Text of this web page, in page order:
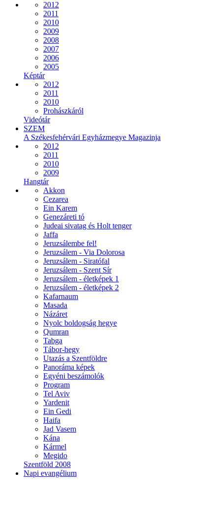
2012
2011
2010
2009
2008
2007
2006
2005
Képtár
2012
2011
2010
Prohászkáról
Videótár
SZEM
A Székesfehérvári Egyházmegye Magazinja
2012
2011
2010
2009
Hangtár
Akkon
Cezarea
Ein Karem
Genezáreti tó
Judeai sivatag és Holt tenger
Jaffa
Jeruzsálembe fel!
Jeruzsálem - Via Dolorosa
Jeruzsálem - Siratófal
Jeruzsálem - Szent Sír
Jeruzsálem - életképek 1
Jeruzsálem - életképek 2
Kafarnaum
Masada
Názáret
Nyolc boldogság hegye
Qumran
Tabga
Tábor-hegy
Utazás a Szentföldre
Panoráma képek
Egyéni beszámolók
Program
Tel Aviv
Yardenit
Ein Gedi
Haifa
Jad Vasem
Kána
Kármel
Megido
Szentföld 2008
Napi evangélium